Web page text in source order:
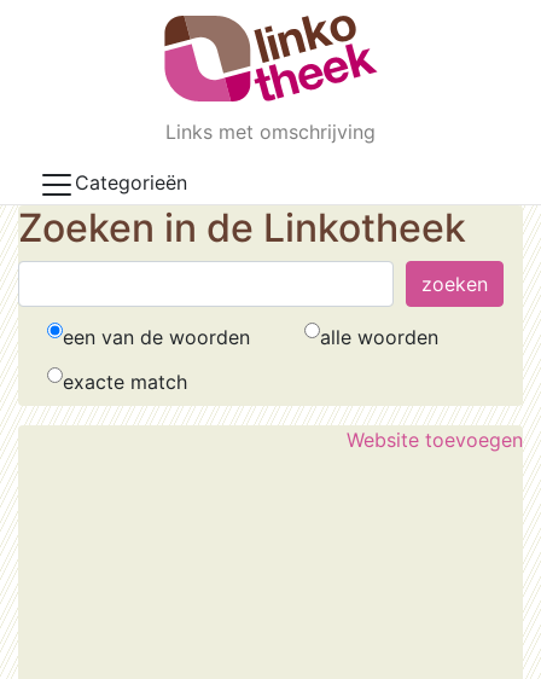
Skip to main content
Links met omschrijving
Categorieën
Zoeken in de Linkotheek
een van de woorden
alle woorden
exacte match
Website toevoegen